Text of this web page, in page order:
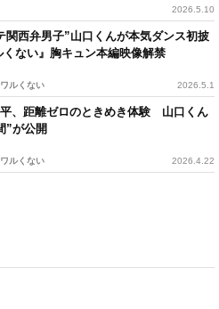
2026.5.10
関西弁男子”山口くんが本気ダンス初披
ない』胸キュン本編映像解禁
ルくない 2026.5.1
、距離ゼロのときめき体験 山口くん
”が公開
ルくない 2026.4.22